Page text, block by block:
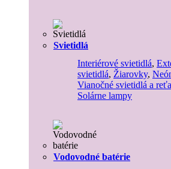
Svietidlá
Interiérové svietidlá,
svietidlá, Žiarovky,
Vianočné svietidlá a
Solárne lampy
Vodovodné batérie